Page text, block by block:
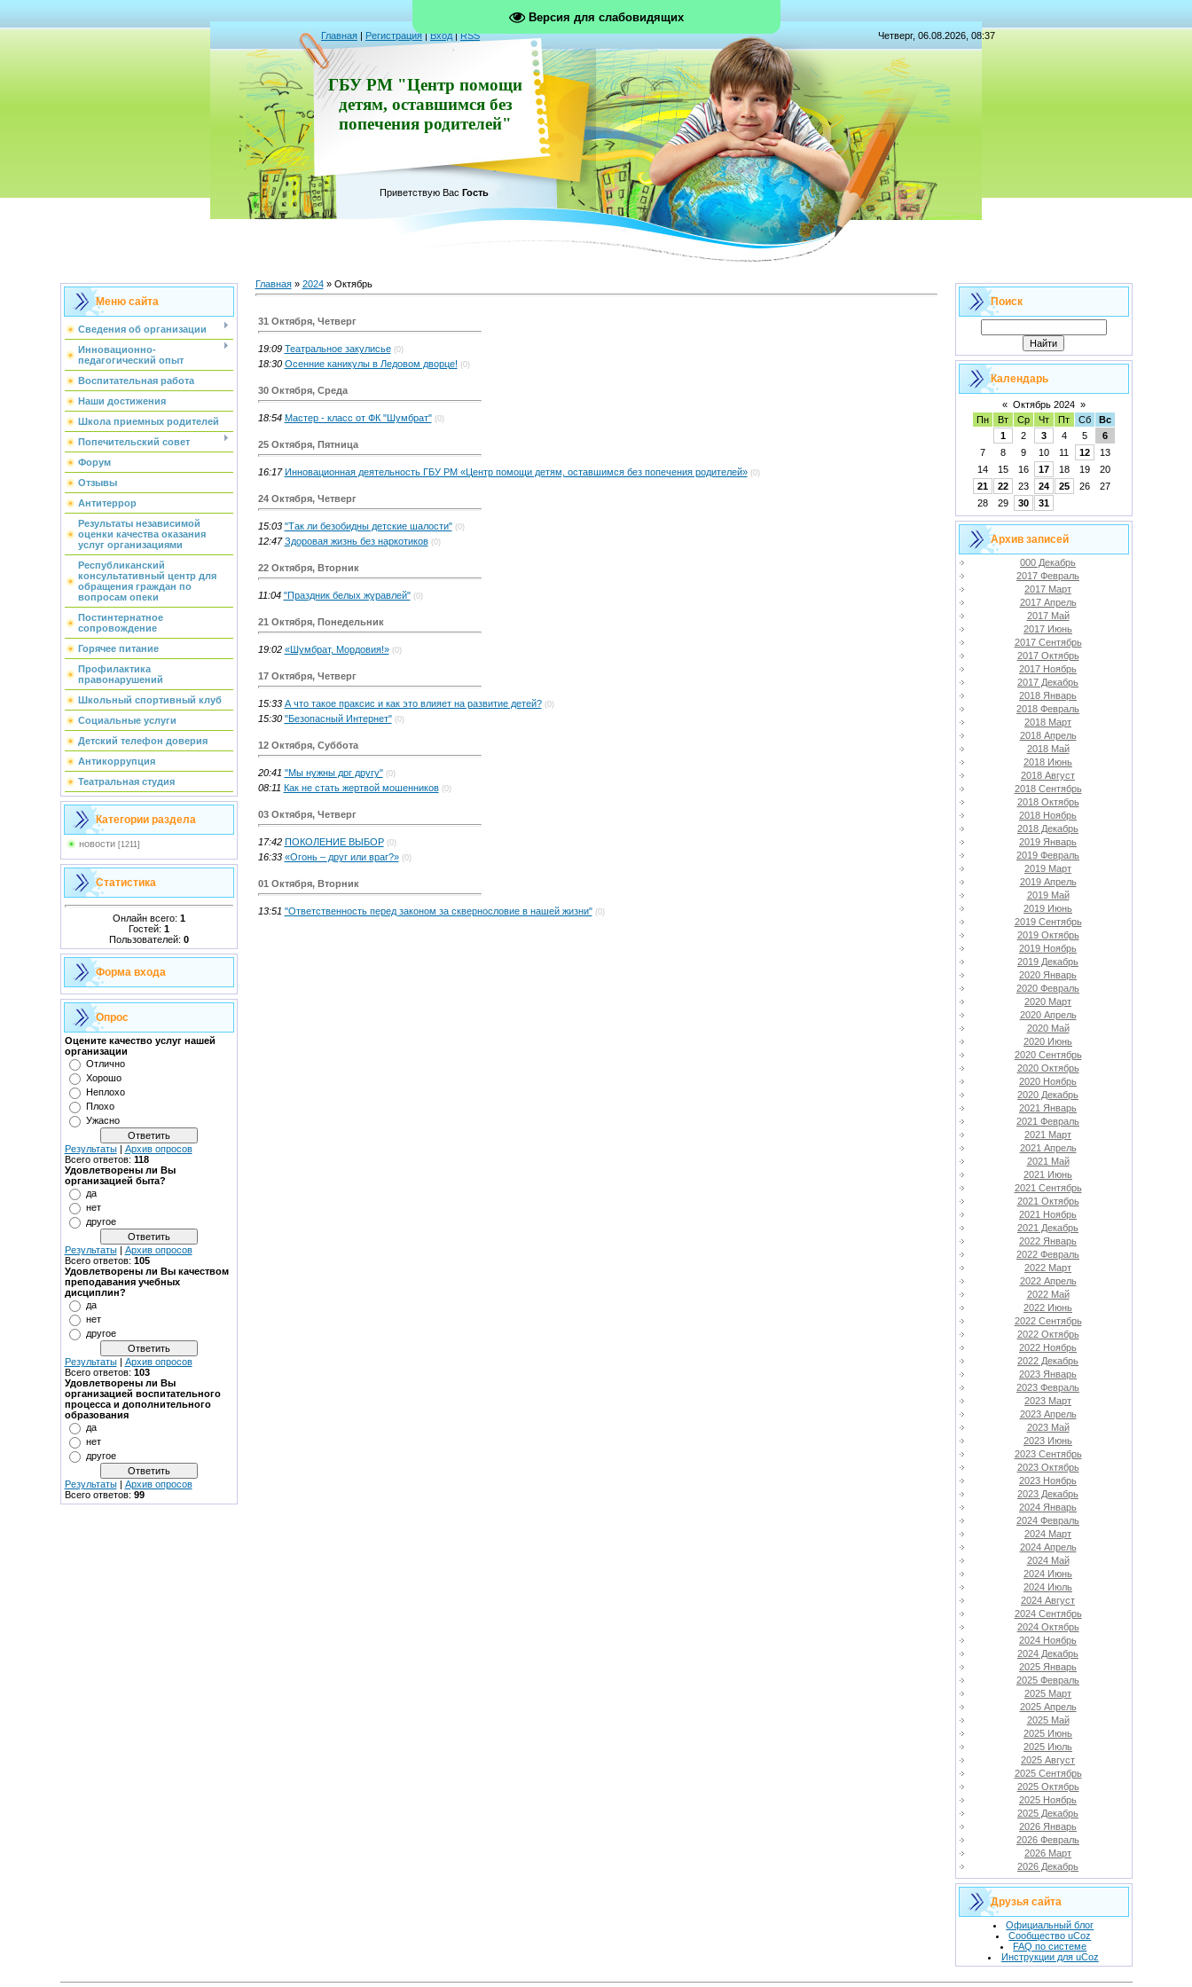
Версия для слабовидящих
Главная | Регистрация|Вход|RSS Четверг, 06.08.2026, 08:37
ГБУ РМ "Центр помощи
детям, оставшимся без
попечения родителей"
Приветствую Вас Гость
Меню сайта
Сведения об организации
Инновационно-
педагогический опыт
Воспитательная работа
Наши достижения
Школа приемных родителей
Попечительский совет
Форум
Отзывы
Антитеррор
Результаты независимой
оценки качества оказания
услуг организациями
Республиканский
консультативный центр для
обращения граждан по
вопросам опеки
Постинтернатное
сопровождение
Горячее питание
Профилактика
правонарушений
Школьный спортивный клуб
Социальные услуги
Детский телефон доверия
Антикоррупция
Театральная студия
Категории раздела
новости [1211]
Статистика
Онлайн всего: 1
Гостей: 1
Пользователей: 0
Форма входа
Опрос
Оцените качество услуг нашей
организации
Отлично
Хорошо
Неплохо
Плохо
Ужасно
Результаты| Архив опросов
Всего ответов: 118
Удовлетворены ли Вы
организацией быта?
да
нет
другое
Результаты| Архив опросов
Всего ответов: 105
Удовлетворены ли Вы качеством
преподавания учебных
дисциплин?
да
нет
другое
Результаты| Архив опросов
Всего ответов: 103
Удовлетворены ли Вы
организацией воспитательного
процесса и дополнительного
образования
да
нет
другое
Результаты| Архив опросов
Всего ответов: 99
Главная» 2024 » Октябрь
31 Октября, Четверг
19:09 Театральное закулисье (0)
18:30 Осенние каникулы в Ледовом дворце! (0)
30 Октября, Среда
18:54 Мастер - класс от ФК "Шумбрат" (0)
25 Октября, Пятница
16:17 Инновационная деятельность ГБУ РМ «Центр помощи детям, оставшимся без попечения родителей» (0)
24 Октября, Четверг
15:03 "Так ли безобидны детские шалости" (0)
12:47 Здоровая жизнь без наркотиков (0)
22 Октября, Вторник
11:04 "Праздник белых журавлей" (0)
21 Октября, Понедельник
19:02 «Шумбрат, Мордовия!» (0)
17 Октября, Четверг
15:33 А что такое праксис и как это влияет на развитие детей? (0)
15:30 "Безопасный Интернет" (0)
12 Октября, Суббота
20:41 "Мы нужны дрг другу" (0)
08:11 Как не стать жертвой мошенников (0)
03 Октября, Четверг
17:42 ПОКОЛЕНИЕ ВЫБОР (0)
16:33 «Огонь – друг или враг?» (0)
01 Октября, Вторник
13:51 "Ответственность перед законом за сквернословие в нашей жизни" (0)
Поиск
Календарь
« Октябрь 2024 »
Пн
Вт Ср Чт Пт Сб
Вс
1
2 3 4 5
6
7
8 9 10 11 12
13
14
15 16 17 18 19
20
21
22 23 24 25 26
27
28
29 30 31
Архив записей
000 Декабрь
2017 Февраль
2017 Март
2017 Апрель
2017 Май
2017 Июнь
2017 Сентябрь
2017 Октябрь
2017 Ноябрь
2017 Декабрь
2018 Январь
2018 Февраль
2018 Март
2018 Апрель
2018 Май
2018 Июнь
2018 Август
2018 Сентябрь
2018 Октябрь
2018 Ноябрь
2018 Декабрь
2019 Январь
2019 Февраль
2019 Март
2019 Апрель
2019 Май
2019 Июнь
2019 Сентябрь
2019 Октябрь
2019 Ноябрь
2019 Декабрь
2020 Январь
2020 Февраль
2020 Март
2020 Апрель
2020 Май
2020 Июнь
2020 Сентябрь
2020 Октябрь
2020 Ноябрь
2020 Декабрь
2021 Январь
2021 Февраль
2021 Март
2021 Апрель
2021 Май
2021 Июнь
2021 Сентябрь
2021 Октябрь
2021 Ноябрь
2021 Декабрь
2022 Январь
2022 Февраль
2022 Март
2022 Апрель
2022 Май
2022 Июнь
2022 Сентябрь
2022 Октябрь
2022 Ноябрь
2022 Декабрь
2023 Январь
2023 Февраль
2023 Март
2023 Апрель
2023 Май
2023 Июнь
2023 Сентябрь
2023 Октябрь
2023 Ноябрь
2023 Декабрь
2024 Январь
2024 Февраль
2024 Март
2024 Апрель
2024 Май
2024 Июнь
2024 Июль
2024 Август
2024 Сентябрь
2024 Октябрь
2024 Ноябрь
2024 Декабрь
2025 Январь
2025 Февраль
2025 Март
2025 Апрель
2025 Май
2025 Июнь
2025 Июль
2025 Август
2025 Сентябрь
2025 Октябрь
2025 Ноябрь
2025 Декабрь
2026 Январь
2026 Февраль
2026 Март
2026 Декабрь
Друзья сайта
Официальный блог
Сообщество uCoz
FAQ по системе
Инструкции для uCoz